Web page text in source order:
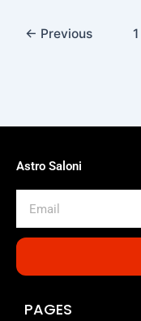
← Previous 1
Astro Saloni
PAGES